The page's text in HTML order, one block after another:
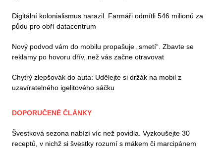
Digitální kolonialismus narazil. Farmáři odmítli 546 milionů za
půdu pro obří datacentrum
Nový podvod vám do mobilu propašuje „smetí“. Zbavte se
reklamy po hovoru dřív, než vás začne otravovat
Chytrý zlepšovák do auta: Udělejte si držák na mobil z
uzavíratelného igelitového sáčku
DOPORUČENÉ ČLÁNKY
Švestková sezona nabízí víc než povidla. Vyzkoušejte 30
receptů, v nichž si švestky rozumí s mákem či marcipánem